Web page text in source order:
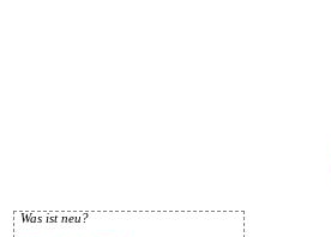
Was ist neu?